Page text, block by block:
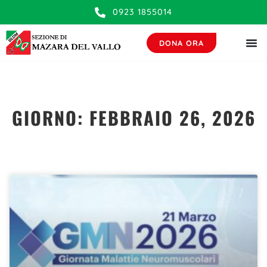
0923 1855014
DONA ORA
GIORNO: FEBBRAIO 26, 2026